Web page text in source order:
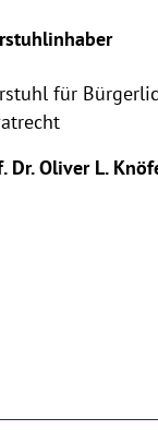
für
Dr. Oliver L.